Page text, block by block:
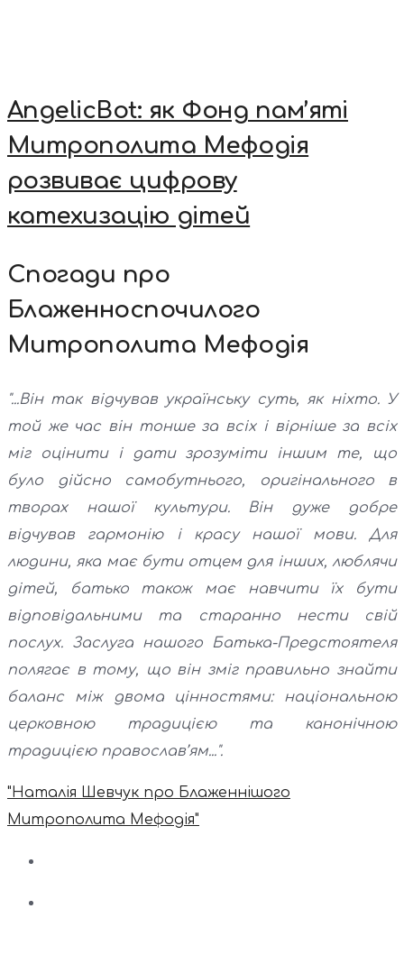
AngelicBot: як Фонд пам’яті
Митрополита Мефодія
розвиває цифрову
катехизацію дітей
Спогади про
Блаженноспочилого
Митрополита Мефодія
"...Він так відчував українську суть, як ніхто. У
той же час він тонше за всіх і вірніше за всіх
міг оцінити і дати зрозуміти іншим те, що
було дійсно самобутнього, оригінального в
творах нашої культури. Він дуже добре
відчував гармонію і красу нашої мови. Для
людини, яка має бути отцем для інших, люблячи
дітей, батько також має навчити їх бути
відповідальними та старанно нести свій
послух. Заслуга нашого Батька-Предстоятеля
полягає в тому, що він зміг правильно знайти
баланс між двома цінностями: національною
церковною традицією та канонічною
традицією православ’ям...".
"Наталія Шевчук про Блаженнішого
Митрополита Мефодія"